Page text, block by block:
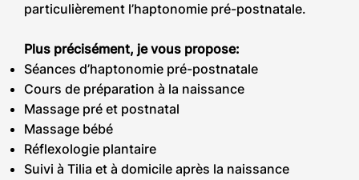
particulièrement l’haptonomie pré-postnatale.
Plus précisément, je vous propose:
Séances d’haptonomie pré-postnatale
Cours de préparation à la naissance
Massage pré et postnatal
Massage bébé
Réflexologie plantaire
Suivi à Tilia et à domicile après la naissance